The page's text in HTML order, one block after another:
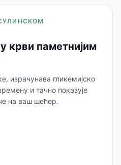
крви паметнијим
израчунава гликемијско
и тачно показује
на ваш шећер.